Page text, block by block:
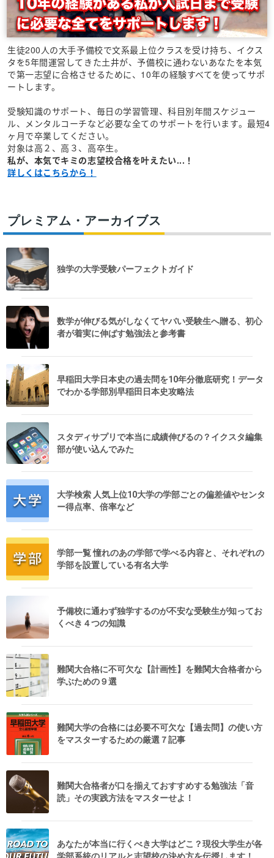
生徒200人の大手予備校で文系最上位クラスを受け持ち、イクス
タを5年間運営してきた土井が、予備校に通わないあなたを本気
で第一志望に合格させるために、10年の経験すべてを使ってサポ
ートします。
受験知識のサポート、毎日の学習管理、科目別年間スケジュー
ル、メンタルコーチなど必要な全てのサポートを行います。最短4
ヶ月で卒業してください。
対象は高２、高３、高卒生。
私が、本気でキミの志望校合格を叶えたい...！
詳しくはこちらから！
プレミアム・アーカイブス
独学の大学受験パーフェクトガイド
数学が伸びる気がしなくてヤバい受験生へ贈る、初心
者が着実に伸ばす勉強法と参考書
早稲田大学日本史の過去問を10年分徹底研究！データ
でわかる学部別早稲田日本史攻略法
スタディサプリで本当に成績伸びるの？イクスタ編集
部が使い込んでみた
大学検索 人気上位10大学の学部ごとの偏差値やセンタ
ー得点率、倍率など
学部一覧 憧れのあの学部で学べる内容と、それぞれの
学部を設置している有名大学
予備校に通わず独学するのが不安な受験生が知ってお
くべき４つの知識
難関大合格に不可欠な【計画性】を難関大合格者から
学ぶための９選
難関大学の合格には必要不可欠な【過去問】の使い方
をマスターするための厳選７記事
難関大合格者が口を揃えておすすめする勉強法「音
読」その実践方法をマスターせよ！
あなたが本当に行くべき大学はどこ？現役大学生が各